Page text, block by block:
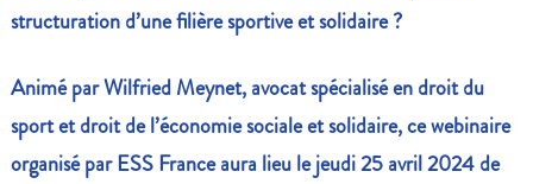
structuration d’une filière sportive et solidaire ?
Animé par Wilfried Meynet, avocat spécialisé en droit du
sport et droit de l’économie sociale et solidaire, ce webinaire
organisé par ESS France aura lieu le jeudi 25 avril 2024 de